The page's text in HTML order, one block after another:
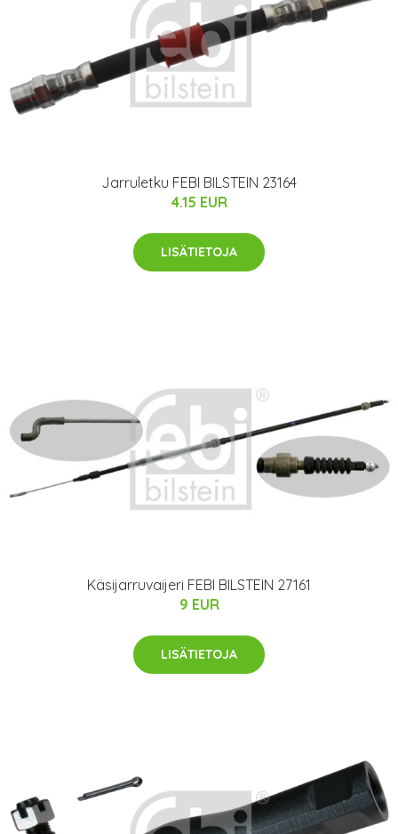
Jarruletku FEBI BILSTEIN 23164
4.15 EUR
LISÄTIETOJA
Käsijarruvaijeri FEBI BILSTEIN 27161
9 EUR
LISÄTIETOJA